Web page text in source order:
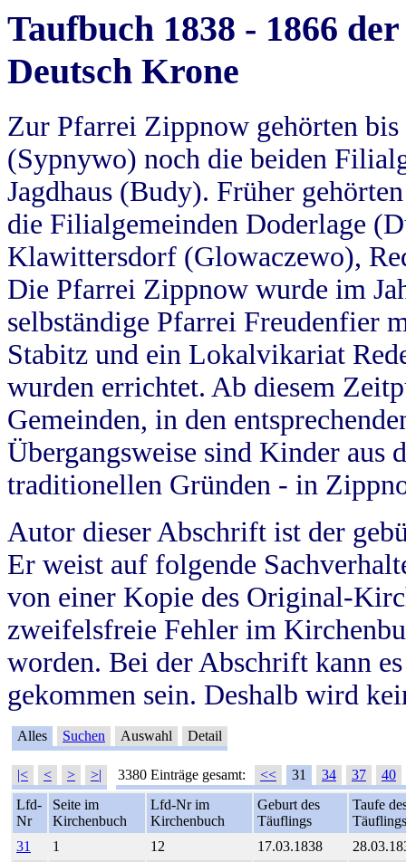
Taufbuch 1838 - 1866
Deutsch Krone
Zur Pfarrei Zippnow gehörten
(Sypnywo) noch die beiden
Jagdhaus (Budy). Früher
die Filialgemeinden Doderlage
Klawittersdorf (Glowaczewo),
Die Pfarrei Zippnow wurde im
selbständige Pfarrei Freudenfier
Stabitz und ein Lokalvikariat
wurden errichtet. Ab diesem
Gemeinden, in den
Übergangsweise sind Kinder aus
traditionellen Gründen - in
Autor dieser Abschrift ist der
Er weist auf folgende
von einer Kopie des Original-
zweifelsfreie Fehler im
worden. Bei der Abschrift kann
gekommen sein. Deshalb wird
Alles Suchen Auswahl Detail
|< < > >| 3380 Einträge gesamt: << 31 34 37
40
Lfd-
Nr
Seite im
Kirchenbuch
Lfd-Nr im
Kirchenbuch
Geburt des
Täuflings
Taufe
Täuflings
31
1 12 17.03.1838